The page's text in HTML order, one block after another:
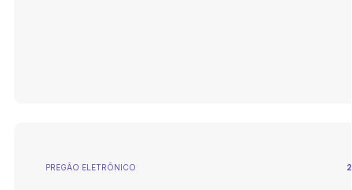
PREGÃO ELETRÕNICO